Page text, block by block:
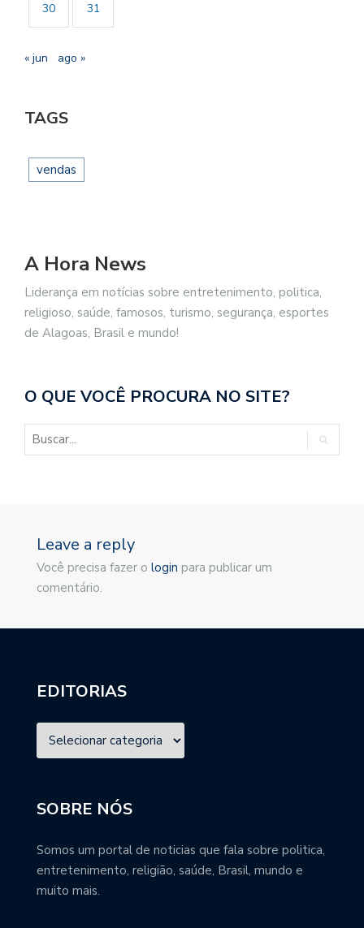
30 31
« jun ago »
TAGS
vendas
A Hora News
Liderança em notícias sobre entretenimento, politica,
religioso, saúde, famosos, turismo, segurança, esportes
de Alagoas, Brasil e mundo!
O QUE VOCÊ PROCURA NO SITE?
Leave a reply
Você precisa fazer o login para publicar um
comentário.
EDITORIAS
SOBRE NÓS
Somos um portal de noticias que fala sobre politica,
entretenimento, religião, saúde, Brasil, mundo e
muito mais.